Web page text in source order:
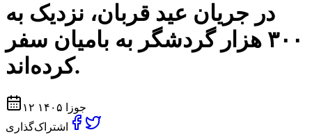
در جریان عید قربان، نزدیک به
۳۰۰ هزار گردشگر به بامیان سفر
کرده‌اند.
۱۲ جوزا ۱۴۰۵
اشتراک‌گذاری